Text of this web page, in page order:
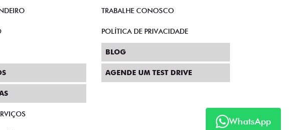
WhatsApp
TRABALHE CONOSCO
POLÍTICA DE PRIVACIDADE
BLOG
AGENDE UM TEST DRIVE